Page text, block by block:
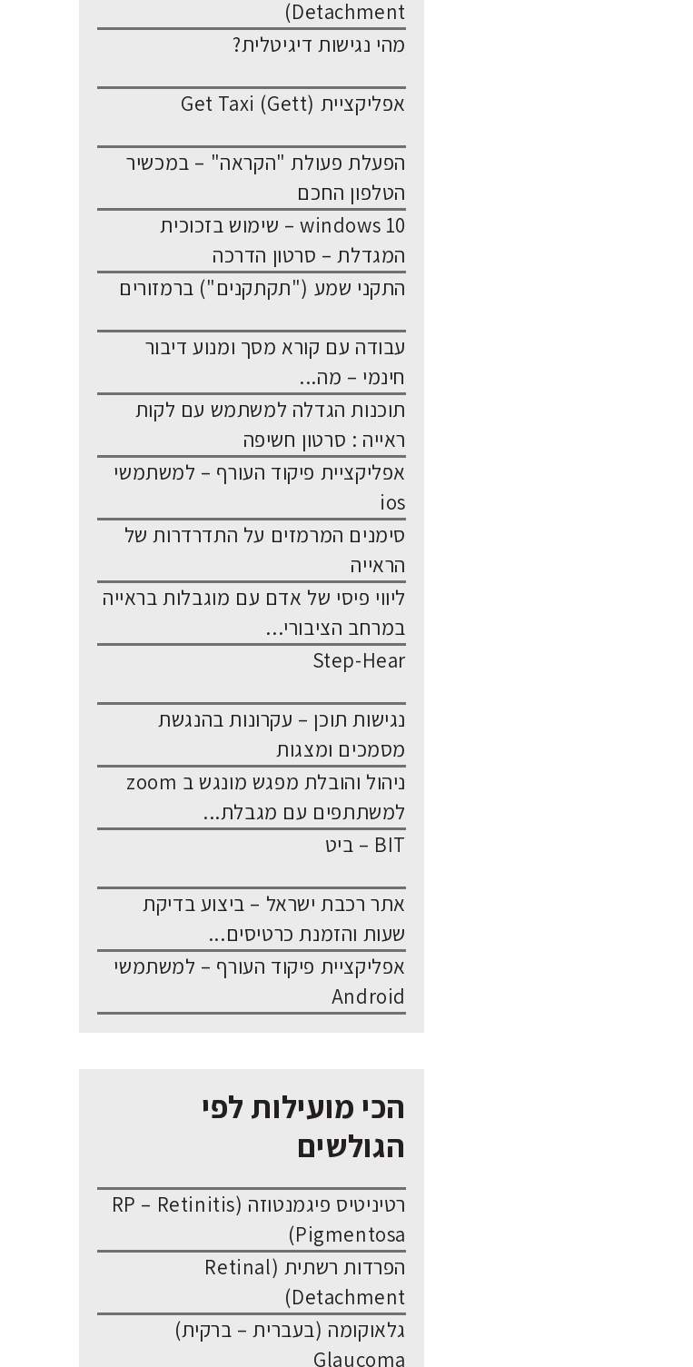
Detachment)
מהי נגישות דיגיטלית?
אפליקציית Get Taxi (Gett)
הפעלת פעולת "הקראה" – במכשיר
הטלפון החכם
windows 10 – שימוש בזכוכית
המגדלת – סרטון הדרכה
התקני שמע ("תקתקנים") ברמזורים
עבודה עם קורא מסך ומנוע דיבור
חינמי – מה...
תוכנות הגדלה למשתמש עם לקות
ראייה : סרטון חשיפה
אפליקציית פיקוד העורף – למשתמשי
ios
סימנים המרמזים על התדרדרות של
הראייה
ליווי פיסי של אדם עם מוגבלות בראייה
במרחב הציבורי...
Step-Hear
נגישות תוכן – עקרונות בהנגשת
מסמכים ומצגות
ניהול והובלת מפגש מונגש ב zoom
למשתתפים עם מגבלת...
BIT – ביט
אתר רכבת ישראל – ביצוע בדיקת
שעות והזמנת כרטיסים...
אפליקציית פיקוד העורף – למשתמשי
Android
הכי מועילות לפי
הגולשים
רטיניטיס פיגמנטוזה (RP – Retinitis
Pigmentosa)
הפרדות רשתית (Retinal
Detachment)
גלאוקומה (בעברית – ברקית)
Glaucoma